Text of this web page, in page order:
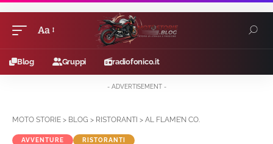
Aa
Blog Gruppi radiofonico.it
- ADVERTISEMENT -
MOTO STORIE > BLOG > RISTORANTI > AL FLAME’N CO.
AVVENTURE RISTORANTI